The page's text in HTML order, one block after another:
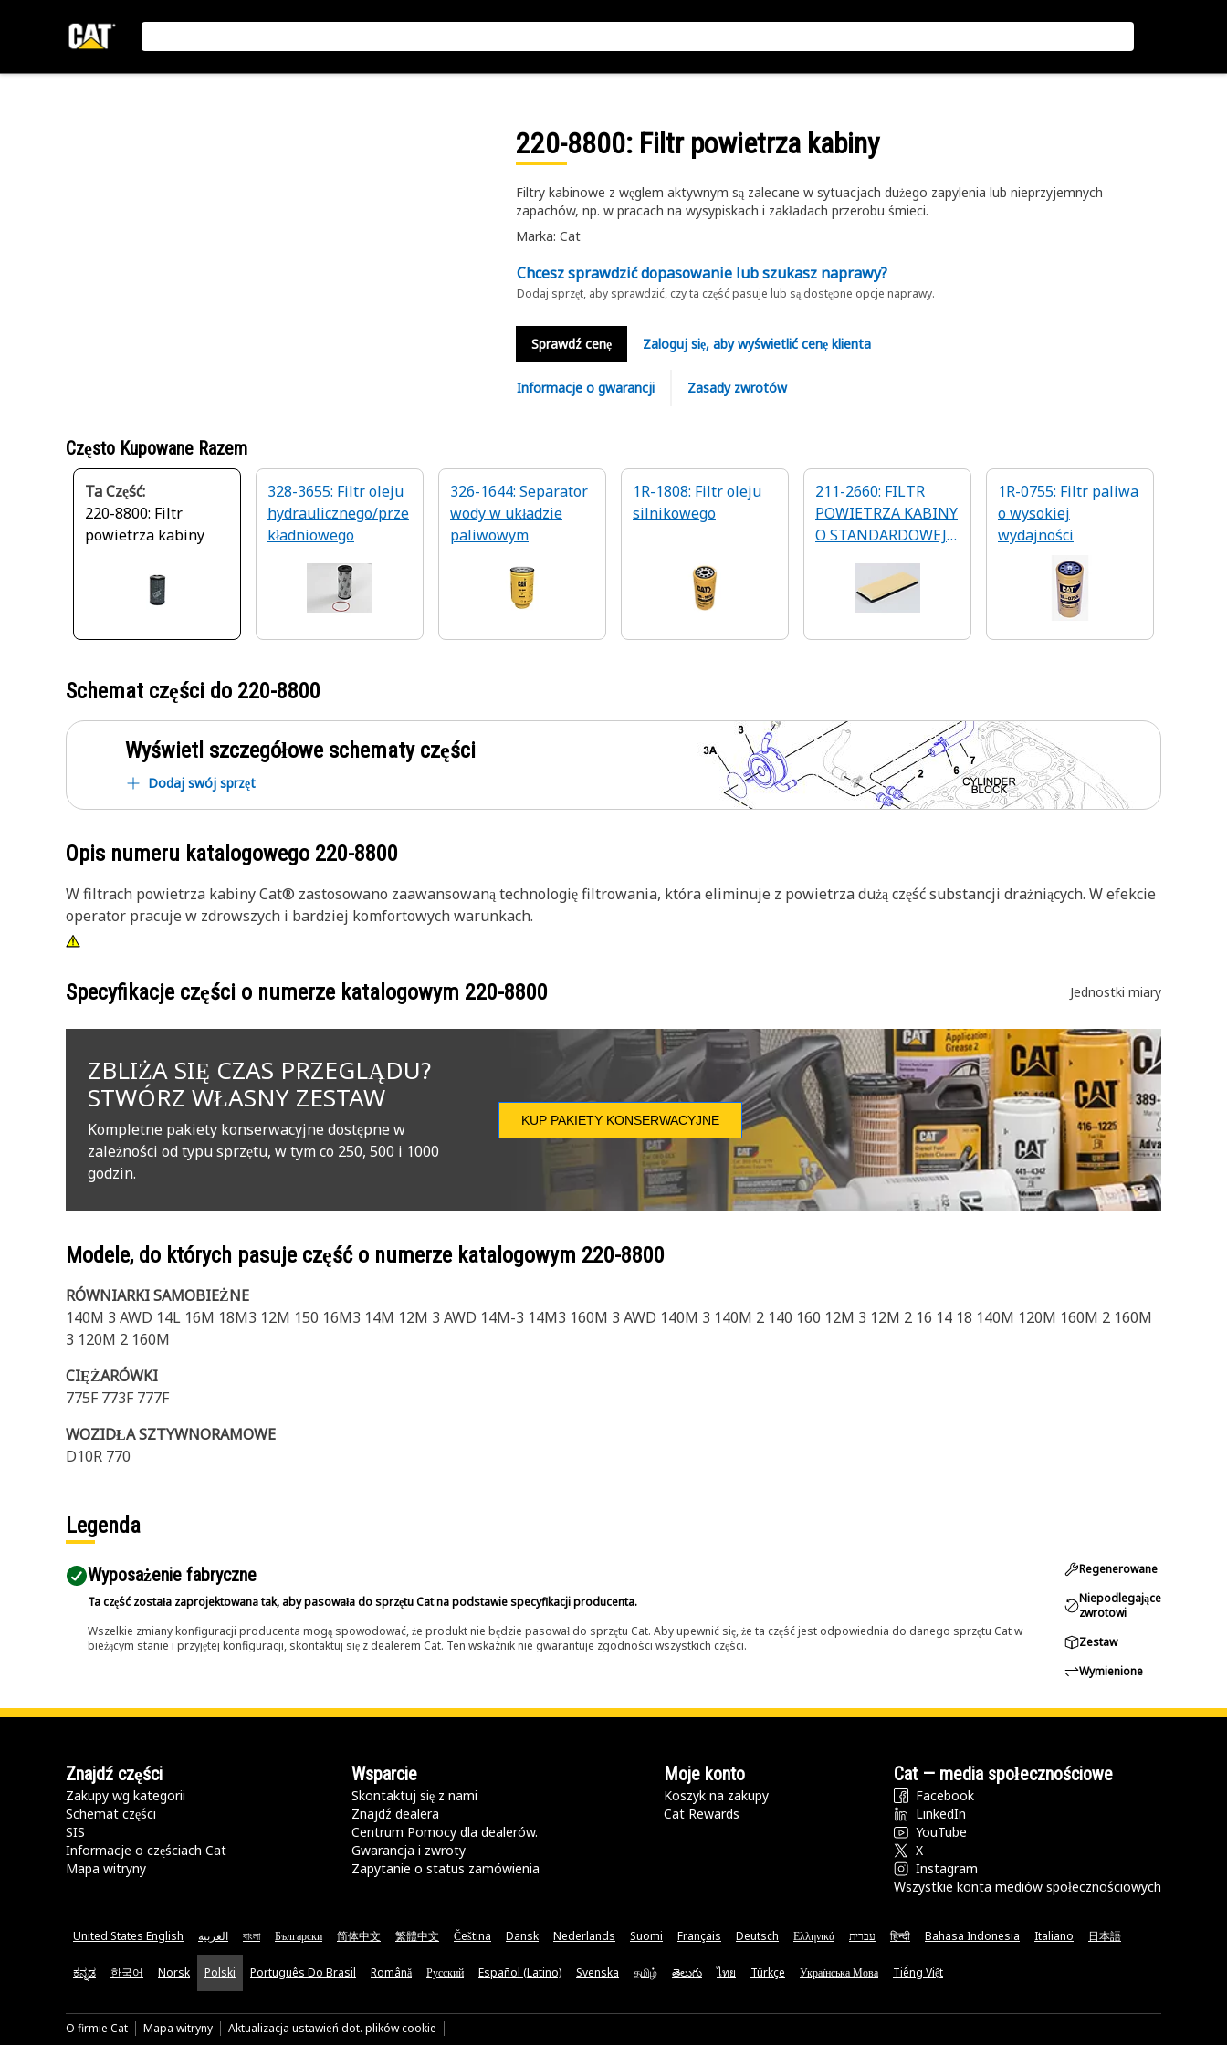
220-8800: Filtr powietrza kabiny
Filtry kabinowe z węglem aktywnym są zalecane w sytuacjach dużego zapylenia lub nieprzyjemnych
zapachów, np. w pracach na wysypiskach i zakładach przerobu śmieci.
Marka: Cat
Chcesz sprawdzić dopasowanie lub szukasz naprawy?
Dodaj sprzęt, aby sprawdzić, czy ta część pasuje lub są dostępne opcje naprawy.
Sprawdź cenę Zaloguj się, aby wyświetlić cenę klienta
Informacje o gwarancji Zasady zwrotów
Często Kupowane Razem
Ta Część:
220-8800: Filtr
powietrza kabiny
328-3655: Filtr oleju
hydraulicznego/prze
kładniowego
326-1644: Separator
wody w układzie
paliwowym
1R-1808: Filtr oleju
silnikowego
211-2660: FILTR
POWIETRZA KABINY
O STANDARDOWEJ
1R-0755: Filtr paliwa
o wysokiej
wydajności
Schemat części do 220-8800
Wyświetl szczegółowe schematy części
Dodaj swój sprzęt
Opis numeru katalogowego 220-8800
W filtrach powietrza kabiny Cat® zastosowano zaawansowaną technologię filtrowania, która eliminuje z powietrza dużą część substancji drażniących. W efekcie
operator pracuje w zdrowszych i bardziej komfortowych warunkach.
Specyfikacje części o numerze katalogowym 220-8800 Jednostki miary
ZBLIŻA SIĘ CZAS PRZEGLĄDU?
STWÓRZ WŁASNY ZESTAW
Kompletne pakiety konserwacyjne dostępne w
zależności od typu sprzętu, w tym co 250, 500 i 1000
godzin.
KUP PAKIETY KONSERWACYJNE
Modele, do których pasuje część o numerze katalogowym 220-8800
RÓWNIARKI SAMOBIEŻNE
140M 3 AWD 14L 16M 18M3 12M 150 16M3 14M 12M 3 AWD 14M-3 14M3 160M 3 AWD 140M 3 140M 2 140 160 12M 3 12M 2 16 14 18 140M 120M 160M 2 160M
3 120M 2 160M
CIĘŻARÓWKI
775F 773F 777F
WOZIDŁA SZTYWNORAMOWE
D10R 770
Legenda
Wyposażenie fabryczne
Ta część została zaprojektowana tak, aby pasowała do sprzętu Cat na podstawie specyfikacji producenta.
Wszelkie zmiany konfiguracji producenta mogą spowodować, że produkt nie będzie pasował do sprzętu Cat. Aby upewnić się, że ta część jest odpowiednia do danego sprzętu Cat w
bieżącym stanie i przyjętej konfiguracji, skontaktuj się z dealerem Cat. Ten wskaźnik nie gwarantuje zgodności wszystkich części.
Regenerowane
Niepodlegające
zwrotowi
Zestaw
Wymienione
Znajdź części
Zakupy wg kategorii
Schemat części
SIS
Informacje o częściach Cat
Mapa witryny
Wsparcie
Skontaktuj się z nami
Znajdź dealera
Centrum Pomocy dla dealerów.
Gwarancja i zwroty
Zapytanie o status zamówienia
Moje konto
Koszyk na zakupy
Cat Rewards
Cat — media społecznościowe
Facebook
LinkedIn
YouTube
X
Instagram
Wszystkie konta mediów społecznościowych
United States English العربية বাংলা Български 简体中文 繁體中文 Čeština Dansk Nederlands Suomi Français Deutsch Ελληνικά עברית हिन्दी Bahasa Indonesia Italiano 日本語
ಕನ್ನಡ 한국어 Norsk Polski Português Do Brasil Română Русский Español (Latino) Svenska தமிழ் తెలుగు ไทย Türkçe Українська Мова Tiếng Việt
O firmie Cat Mapa witryny Aktualizacja ustawień dot. plików cookie